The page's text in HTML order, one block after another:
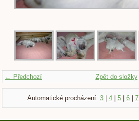
← Předchozí Zpět do složky
Automatické procházení: 3 | 4 | 5 | 6 | 7